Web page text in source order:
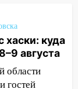
с
хаски: куда
августа
области
гостей